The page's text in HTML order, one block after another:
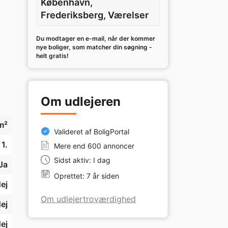
1.
København,
Frederiksberg, Værelser
Du modtager en e-mail, når der kommer
nye boliger, som matcher din søgning -
helt gratis!
Om udlejeren
Valideret af BoligPortal
Mere end 600 annoncer
Sidst aktiv: I dag
Oprettet: 7 år siden
Om udlejertroværdighed